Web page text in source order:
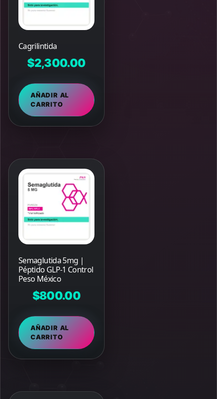
Cagrilintida
$2,300.00
AÑADIR AL
CARRITO
Semaglutida 5mg |
Péptido GLP-1 Control
Peso México
$800.00
AÑADIR AL
CARRITO